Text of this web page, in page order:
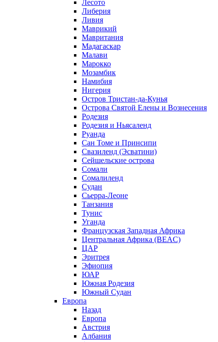
Лесото
Либерия
Ливия
Маврикий
Мавритания
Мадагаскар
Малави
Марокко
Мозамбик
Намибия
Нигерия
Остров Тристан-да-Кунья
Острова Святой Елены и Вознесения
Родезия
Родезия и Ньясаленд
Руанда
Сан Томе и Принсипи
Свазиленд (Эсватини)
Сейшельские острова
Сомали
Сомалиленд
Судан
Сьерра-Леоне
Танзания
Тунис
Уганда
Французская Западная Африка
Центральная Африка (BEAC)
ЦАР
Эритрея
Эфиопия
ЮАР
Южная Родезия
Южный Судан
Европа
Назад
Европа
Австрия
Албания